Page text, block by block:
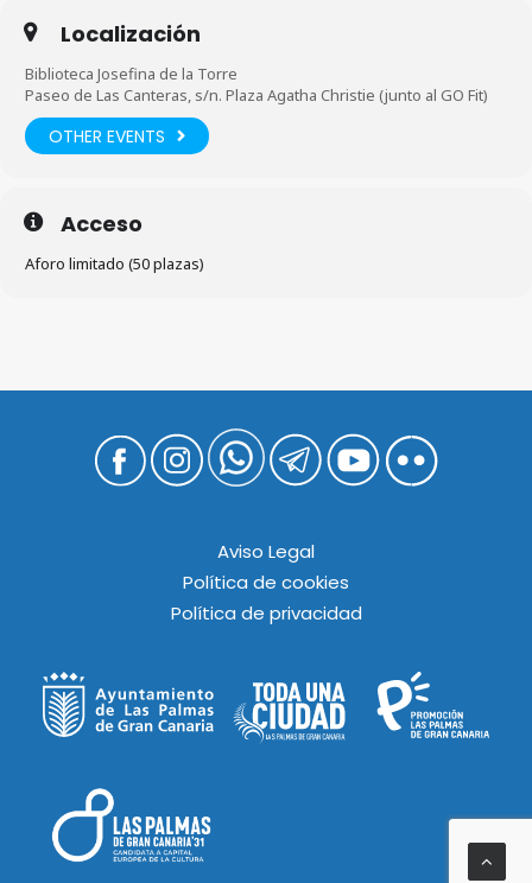
Localización
Biblioteca Josefina de la Torre
Paseo de Las Canteras, s/n. Plaza Agatha Christie (junto al GO Fit)
OTHER EVENTS
Acceso
Aforo limitado (50 plazas)
Aviso Legal
Política de cookies
Política de privacidad